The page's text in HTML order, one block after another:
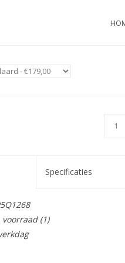
Specificaties
voorraad(1)